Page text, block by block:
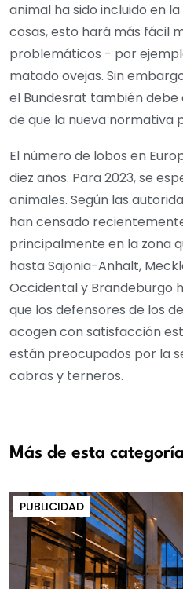
animal ha sido incluido en
cosas, esto hará más fácil
problemáticos - por
matado ovejas. Sin
el Bundesrat también
de que la nueva normativa
El número de lobos en
diez años. Para 2023, se
animales. Según las
han censado
principalmente en la zona
hasta Sajonia-Anhalt,
Occidental y Brandeburgo
que los defensores de los
acogen con satisfacción
están preocupados por la
cabras y terneros.
Más de esta categoría
PUBLICIDAD